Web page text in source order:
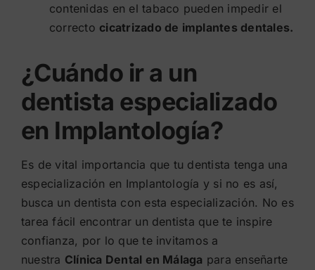
contenidas en el tabaco pueden impedir el
correcto cicatrizado de implantes dentales.
¿Cuándo ir a un
dentista especializado
en Implantología?
Es de vital importancia que tu dentista tenga una
especialización en Implantología y si no es así,
busca un dentista con esta especialización. No es
tarea fácil encontrar un dentista que te inspire
confianza, por lo que te invitamos a
nuestra Clínica Dental en Málaga para enseñarte